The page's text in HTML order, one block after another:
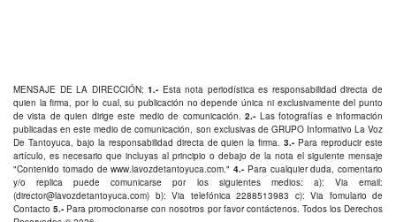
MENSAJE DE LA DIRECCIÓN:
quien la firma, por lo cual, su publicación no depende única ni exclusivamente del punto
de vista de quien dirige este medio de comunicación.2.-Las fotografías e información
publicadas en este medio de comunicación, son exclusivas de GRUPO Informativo La Voz
De Tantoyuca, bajo la responsabilidad directa de quien la firma.3.- Para reproducir este
artículo, es necesario que incluyas al principio o debajo de la nota el siguiente mensaje
"Contenido tomado dewww.lavozdetantoyuca.com."4.-Para cualquier duda, comentario
y/o replica puede comunicarse por los siguientes medios: a): Via email:
(director@lavozdetantoyuca.com) b): Via telefónica2288513983c): Via fomulario de
Contacto 5.-Para promocionarse con nosotros por favorcontáctenos. Todos los Derechos
Reservados © 2026